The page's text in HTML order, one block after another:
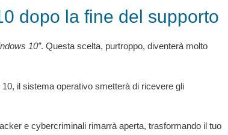
dopo la fine del supporto
10”. Questa scelta, purtroppo, diventerà molto
il sistema operativo smetterà di ricevere gli
e cybercriminali rimarrà aperta, trasformando il tuo